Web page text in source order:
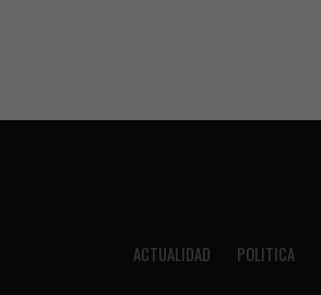
ACTUALIDAD POLITICA